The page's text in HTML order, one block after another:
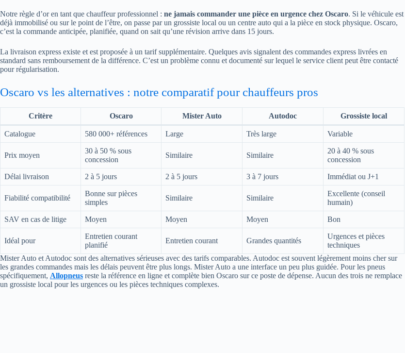
Notre règle d’or en tant que chauffeur professionnel : ne jamais commander une pièce en urgence chez Oscaro. Si le véhicule est
déjà immobilisé ou sur le point de l’être, on passe par un grossiste local ou un centre auto qui a la pièce en stock physique. Oscaro,
c’est la commande anticipée, planifiée, quand on sait qu’une révision arrive dans 15 jours.
La livraison express existe et est proposée à un tarif supplémentaire. Quelques avis signalent des commandes express livrées en
standard sans remboursement de la différence. C’est un problème connu et documenté sur lequel le service client peut être contacté
pour régularisation.
Oscaro vs les alternatives : notre comparatif pour chauffeurs pros
Critère Oscaro Mister Auto Autodoc Grossiste local
Catalogue 580 000+ références Large Très large Variable
Prix moyen
30 à 50 % sous
concession
Similaire Similaire
20 à 40 % sous
concession
Délai livraison 2 à 5 jours 2 à 5 jours 3 à 7 jours Immédiat ou J+1
Fiabilité compatibilité
Bonne sur pièces
simples
Similaire Similaire
Excellente (conseil
humain)
SAV en cas de litige Moyen Moyen Moyen Bon
Idéal pour
Entretien courant
planifié
Entretien courant Grandes quantités
Urgences et pièces
techniques
Mister Auto et Autodoc sont des alternatives sérieuses avec des tarifs comparables. Autodoc est souvent légèrement moins cher sur
les grandes commandes mais les délais peuvent être plus longs. Mister Auto a une interface un peu plus guidée. Pour les pneus
spécifiquement, Allopneus reste la référence en ligne et complète bien Oscaro sur ce poste de dépense. Aucun des trois ne remplace
un grossiste local pour les urgences ou les pièces techniques complexes.